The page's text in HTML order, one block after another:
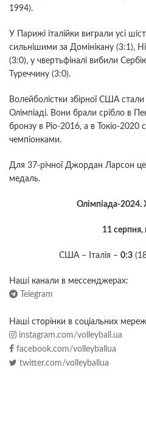
1994).
У Парижі італійки виграли усі
сильнішими за Домінікану (3:1),
(3:0), у чвертьфіналі вибили
Туреччину (3:0).
Волейболістки збірної США
Олімпіаді. Вони брали срібло в
бронзу в Ріо-2016, а в Токіо-2020
чемпіонками.
Для 37-річної Джордан Ларсон це
медаль.
Олімпіада-2024.
11 серпня,
США – Італія – 0:3
Наші канали в мессенджерах:
Telegram
Наші сторінки в соціальних
instagram.com/volleyball.ua
facebook.com/volleyballua
twitter.com/volleyballua